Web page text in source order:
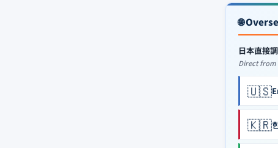
🌐
日本直接
Direct from
🇺🇸
🇰🇷